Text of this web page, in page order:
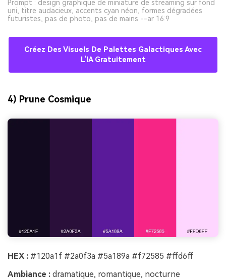
Prompt : design graphique de miniature de streaming sur fond
uni, titre audacieux, accents cyan néon, formes dégradées
futuristes, pas de photo, pas de mains --ar 16:9
Créez Des Visuels De Palettes Galactiques Avec
L’IA Gratuitement
4) Prune Cosmique
HEX : #120a1f #2a0f3a #5a189a #f72585 #ffd6ff
Ambiance : dramatique, romantique, nocturne